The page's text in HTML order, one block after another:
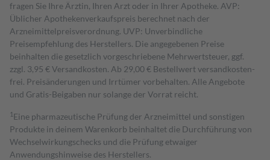
fragen Sie Ihre Ärztin, Ihren Arzt oder in Ihrer Apotheke. AVP:
Üblicher Apothekenverkaufspreis berechnet nach der
Arzneimittelpreisverordnung. UVP: Unverbindliche
Preisempfehlung des Herstellers. Die angegebenen Preise
beinhalten die gesetzlich vorgeschriebene Mehrwertsteuer, ggf.
zzgl. 3,95 € Versandkosten. Ab 29,00 € Bestell­wert versand­kosten­
frei. Preisänderungen und Irrtümer vorbehalten. Alle Angebote
und Gratis-Beigaben nur solange der Vorrat reicht.
1 Eine pharmazeutische Prüfung der Arzneimittel und sonstigen
Produkte in deinem Warenkorb beinhaltet die Durchführung von
Wechselwirkungschecks und die Prüfung etwaiger
Anwendungshinweise des Herstellers.